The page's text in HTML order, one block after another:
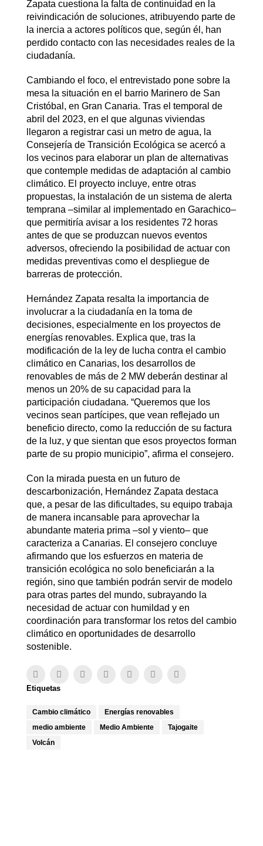
Zapata cuestiona la falta de continuidad en la
reivindicación de soluciones, atribuyendo parte de
la inercia a actores políticos que, según él, han
perdido contacto con las necesidades reales de la
ciudadanía.
Cambiando el foco, el entrevistado pone sobre la
mesa la situación en el barrio Marinero de San
Cristóbal, en Gran Canaria. Tras el temporal de
abril del 2023, en el que algunas viviendas
llegaron a registrar casi un metro de agua, la
Consejería de Transición Ecológica se acercó a
los vecinos para elaborar un plan de alternativas
que contemple medidas de adaptación al cambio
climático. El proyecto incluye, entre otras
propuestas, la instalación de un sistema de alerta
temprana –similar al implementado en Garachico–
que permitiría avisar a los residentes 72 horas
antes de que se produzcan nuevos eventos
adversos, ofreciendo la posibilidad de actuar con
medidas preventivas como el despliegue de
barreras de protección.
Hernández Zapata resalta la importancia de
involucrar a la ciudadanía en la toma de
decisiones, especialmente en los proyectos de
energías renovables. Explica que, tras la
modificación de la ley de lucha contra el cambio
climático en Canarias, los desarrollos de
renovables de más de 2 MW deberán destinar al
menos un 20% de su capacidad para la
participación ciudadana. “Queremos que los
vecinos sean partícipes, que vean reflejado un
beneficio directo, como la reducción de su factura
de la luz, y que sientan que esos proyectos forman
parte de su propio municipio”, afirma el consejero.
Con la mirada puesta en un futuro de
descarbonización, Hernández Zapata destaca
que, a pesar de las dificultades, su equipo trabaja
de manera incansable para aprovechar la
abundante materia prima –sol y viento– que
caracteriza a Canarias. El consejero concluye
afirmando que los esfuerzos en materia de
transición ecológica no solo beneficiarán a la
región, sino que también podrán servir de modelo
para otras partes del mundo, subrayando la
necesidad de actuar con humildad y en
coordinación para transformar los retos del cambio
climático en oportunidades de desarrollo
sostenible.
Etiquetas
Cambio climático
Energías renovables
medio ambiente
Medio Ambiente
Tajogaite
Volcán